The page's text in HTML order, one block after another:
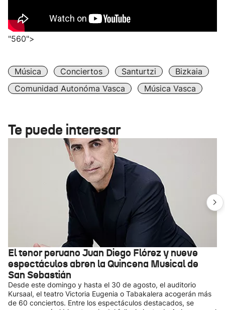
"560">
Música Conciertos Santurtzi
Bizkaia
Comunidad Autonóma Vasca
Música Vasca
Te puede interesar
El tenor peruano Juan Diego Flórez y nueve
espectáculos abren la Quincena Musical de
San Sebastián
Desde este domingo y hasta el 30 de agosto, el auditorio
Kursaal, el teatro Victoria Eugenia o Tabakalera acogerán más
de 60 conciertos. Entre los espectáculos destacados, se